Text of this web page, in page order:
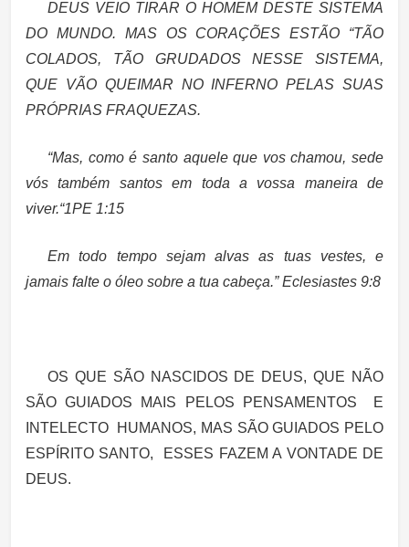
DEUS VEIO TIRAR O HOMEM DESTE SISTEMA
DO MUNDO. MAS OS CORAÇÕES ESTÃO “TÃO
COLADOS, TÃO GRUDADOS NESSE SISTEMA,
QUE VÃO QUEIMAR NO INFERNO PELAS SUAS
PRÓPRIAS FRAQUEZAS.
“Mas, como é santo aquele que vos chamou, sede
vós também santos em toda a vossa maneira de
viver.“1PE 1:15
Em todo tempo sejam alvas as tuas vestes, e
jamais falte o óleo sobre a tua cabeça.” Eclesiastes 9:8
OS QUE SÃO NASCIDOS DE DEUS, QUE NÃO
SÃO GUIADOS MAIS PELOS PENSAMENTOS E
INTELECTO HUMANOS, MAS SÃO GUIADOS PELO
ESPÍRITO SANTO, ESSES FAZEM A VONTADE DE
DEUS.